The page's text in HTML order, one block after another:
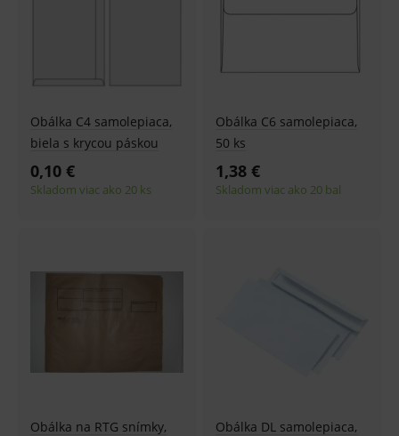
Obálka C4 samolepiaca,
biela s krycou páskou
0,10 €
Skladom viac ako 20 ks
Obálka C6 samolepiaca,
50 ks
1,38 €
Skladom viac ako 20 bal
Obálka na RTG snímky,
Obálka DL samolepiaca,